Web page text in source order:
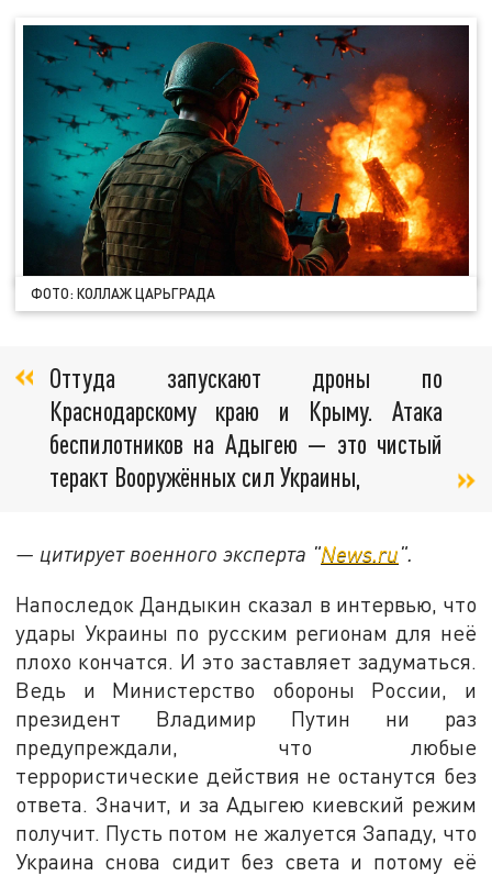
ФОТО: КОЛЛАЖ ЦАРЬГРАДА
Оттуда запускают дроны по
Краснодарскому краю и Крыму. Атака
беспилотников на Адыгею — это чистый
теракт Вооружённых сил Украины,
— цитирует военного эксперта "News.ru".
Напоследок Дандыкин сказал в интервью, что
удары Украины по русским регионам для неё
плохо кончатся. И это заставляет задуматься.
Ведь и Министерство обороны России, и
президент Владимир Путин ни раз
предупреждали, что любые
террористические действия не останутся без
ответа. Значит, и за Адыгею киевский режим
получит. Пусть потом не жалуется Западу, что
Украина снова сидит без света и потому её